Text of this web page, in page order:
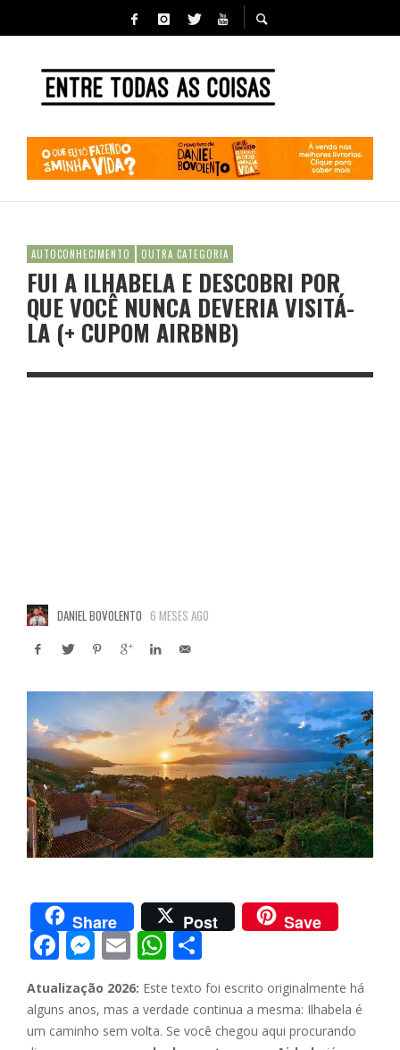
AUTOCONHECIMENTO OUTRA CATEGORIA
FUI A ILHABELA E DESCOBRI POR
QUE VOCÊ NUNCA DEVERIA VISITÁ-
LA (+ CUPOM AIRBNB)
DANIEL BOVOLENTO 6 MESES AGO
Share Post Save
F
ac
e
b
M
e
ss
e
E
m
ai
l
W
h
at
s
h
ar
e
Atualização 2026: Este texto foi escrito originalmente há
alguns anos, mas a verdade continua a mesma: Ilhabela é
um caminho sem volta. Se você chegou aqui procurando